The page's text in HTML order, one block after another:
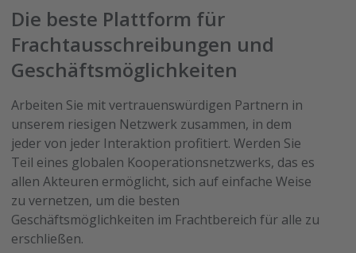
Die beste Plattform für
Frachtausschreibungen und
Geschäftsmöglichkeiten
Arbeiten Sie mit vertrauenswürdigen Partnern in
unserem riesigen Netzwerk zusammen, in dem
jeder von jeder Interaktion profitiert. Werden Sie
Teil eines globalen Kooperationsnetzwerks, das es
allen Akteuren ermöglicht, sich auf einfache Weise
zu vernetzen, um die besten
Geschäftsmöglichkeiten im Frachtbereich für alle zu
erschließen.